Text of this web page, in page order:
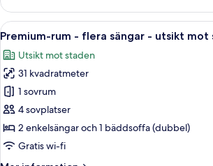
-
sovrum
Floor)
Öppna
alla
foton
för
Premium-
rum
-
flera
Ett
7
Premium-rum - flera sängar - utsikt mot
Utsikt mot staden
31 kvadratmeter
1 sovrum
4 sovplatser
2 enkelsängar och 1 bäddsoffa (dubbel)
Gratis wi-fi